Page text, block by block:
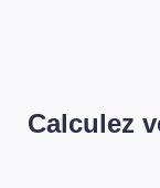
Calculez